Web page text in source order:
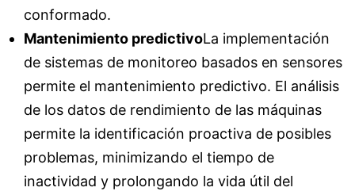
conformado.
Mantenimiento predictivoLa implementación
de sistemas de monitoreo basados ​​en sensores
permite el mantenimiento predictivo. El análisis
de los datos de rendimiento de las máquinas
permite la identificación proactiva de posibles
problemas, minimizando el tiempo de
inactividad y prolongando la vida útil del